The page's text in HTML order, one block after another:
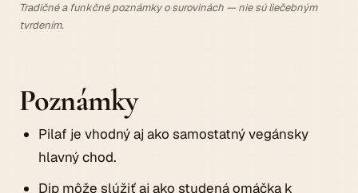
Tradičné a funkčné poznámky o surovinách — nie sú liečebným
tvrdením.
Poznámky
Pilaf je vhodný aj ako samostatný vegánsky
hlavný chod.
Dip môže slúžiť aj ako studená omáčka k